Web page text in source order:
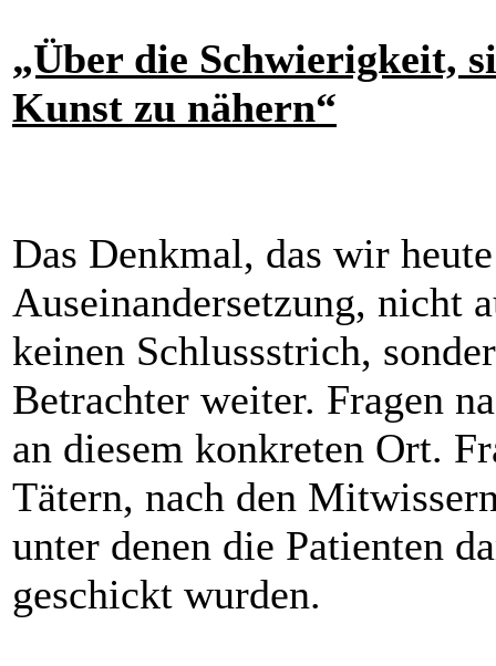
„Über die Schwierigkeit,
Kunst zu nähern“
Das Denkmal, das wir
Auseinandersetzung, nicht
keinen Schlussstrich,
Betrachter weiter. Fragen
an diesem konkreten Ort.
Tätern, nach den
unter denen die Patienten
geschickt wurden.